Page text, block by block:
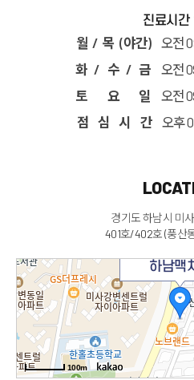
진료시간
월 / 목 (야간)
오전
화 / 수 / 금
오전
토 요 일
오전
점 심 시 간
오후
경기도 하남시 미
401호/402호 (풍산
하남맥
100m